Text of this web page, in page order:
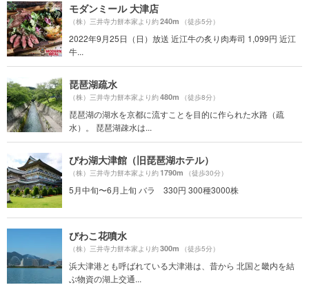
モダンミール 大津店
（株）三井寺力餅本家より約240m （徒歩5分）
2022年9月25日（日）放送 近江牛の炙り肉寿司 1,099円 近江
牛...
琵琶湖疏水
（株）三井寺力餅本家より約480m （徒歩8分）
琵琶湖の湖水を京都に流すことを目的に作られた水路（疏
水）。 琵琶湖疎水は...
びわ湖大津館（旧琵琶湖ホテル）
（株）三井寺力餅本家より約1790m （徒歩30分）
5月中旬〜6月上旬 バラ 330円 300種3000株
びわこ花噴水
（株）三井寺力餅本家より約300m （徒歩5分）
浜大津港とも呼ばれている大津港は、昔から 北国と畿内を結
ぶ物資の湖上交通...